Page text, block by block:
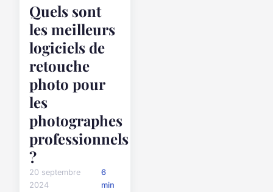
Quels sont
les meilleurs
logiciels de
retouche
photo pour
les
photographes
professionnels
?
20 septembre
2024
6
min